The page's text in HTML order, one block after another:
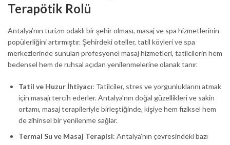
Terapötik Rolü
Antalya’nın turizm odaklı bir şehir olması, masaj ve spa hizmetlerinin
popülerliğini artırmıştır. Şehirdeki oteller, tatil köyleri ve spa
merkezlerinde sunulan profesyonel masaj hizmetleri, tatilcilerin hem
bedensel hem de ruhsal açıdan yenilenmelerine olanak tanır.
Tatil ve Huzur İhtiyacı: Tatilciler, stres ve yorgunluklarını atmak
için masajı tercih ederler. Antalya’nın doğal güzellikleri ve sakin
ortamı, masaj terapileriyle birleştiğinde, kişiye hem fiziksel hem
de zihinsel bir yenilenme sağlar.
Termal Su ve Masaj Terapisi: Antalya’nın çevresindeki bazı